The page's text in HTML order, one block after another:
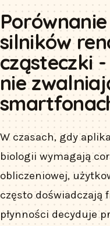
silników
cząsteczki
nie
W czasach, gdy
biologii wymagają
obliczeniowej,
często doświadczają
płynności decyduje